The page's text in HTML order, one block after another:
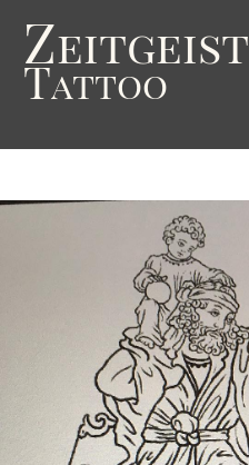
Zeitgeist
Tattoo